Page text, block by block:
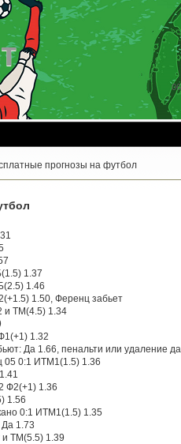
прогнозы на футбол
1.37
1.46
1.50, Ференц забьет
и ТМ(4.5) 1.34
1.32
Да 1.66, пенальти или удаление да
05 0:1 ИТМ1(1.5) 1.36
Ф2(+1) 1.36
1.56
0:1 ИТМ1(1.5) 1.35
Да 1.73
ТМ(5.5) 1.39